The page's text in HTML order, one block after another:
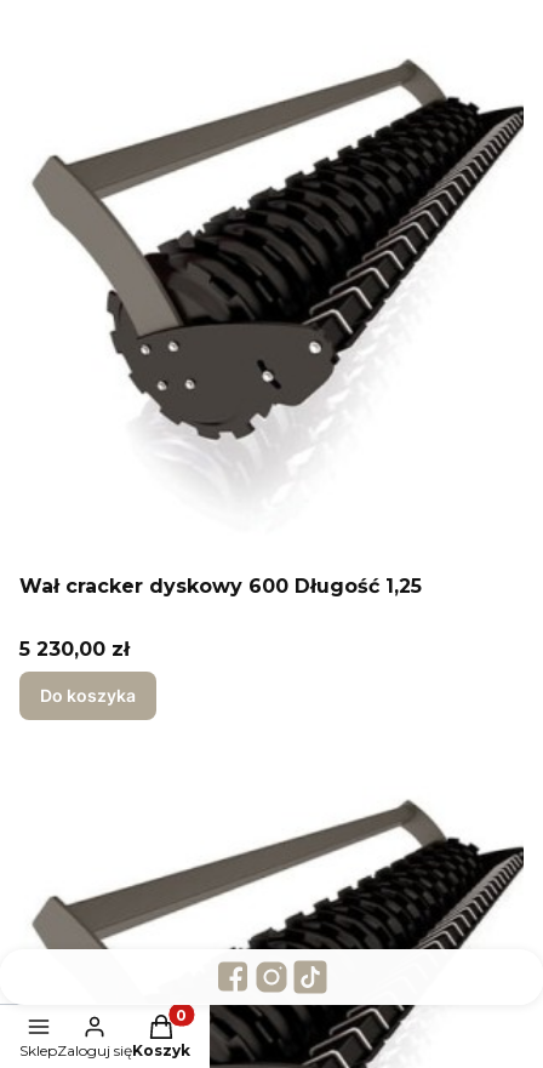
Wał cracker dyskowy 600 Długość 1,25
Cena
5 230,00 zł
Do koszyka
SklepZaloguj się
Produkty w koszyku: 0. Zobacz szczegóły
Koszyk